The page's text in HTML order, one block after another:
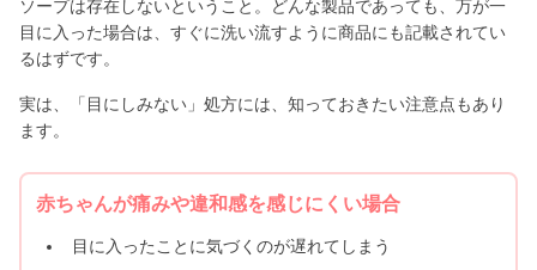
ソープは存在しないということ。どんな製品であっても、万が一
目に入った場合は、すぐに洗い流すように商品にも記載されてい
るはずです。
実は、「目にしみない」処方には、知っておきたい注意点もあり
ます。
赤ちゃんが痛みや違和感を感じにくい場合
目に入ったことに気づくのが遅れてしまう